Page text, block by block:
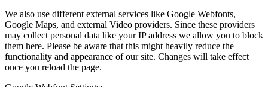
We also use different external services like Google Webfonts,
Google Maps, and external Video providers. Since these providers
may collect personal data like your IP address we allow you to block
them here. Please be aware that this might heavily reduce the
functionality and appearance of our site. Changes will take effect
once you reload the page.